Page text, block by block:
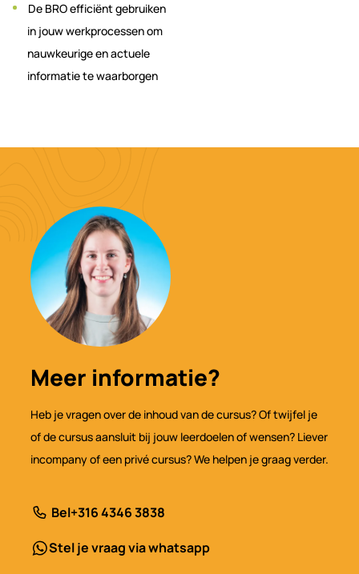
De BRO efficiënt gebruiken
in jouw werkprocessen om
nauwkeurige en actuele
informatie te waarborgen
Meer informatie?
Heb je vragen over de inhoud van de cursus? Of twijfel je
of de cursus aansluit bij jouw leerdoelen of wensen? Liever
incompany of een privé cursus? We helpen je graag verder.
Bel+316 4346 3838
Stel je vraag via whatsapp